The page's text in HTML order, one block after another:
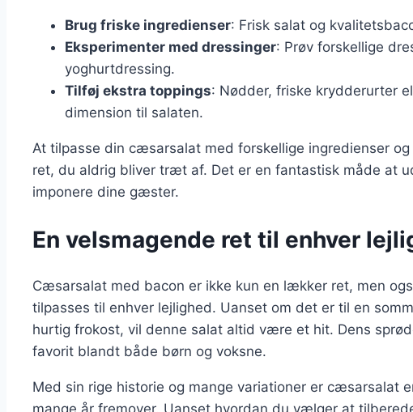
Brug friske ingredienser: Frisk salat og
Eksperimenter med dressinger: Prøv forskellige
yoghurtdressing.
Tilføj ekstra toppings: Nødder, friske krydderurter
dimension til salaten.
At tilpasse din cæsarsalat med forskellige ingredienser
ret, du aldrig bliver træt af. Det er en fantastisk måde at
imponere dine gæster.
En velsmagende ret til enhver
Cæsarsalat med bacon er ikke kun en lækker ret, men
tilpasses til enhver lejlighed. Uanset om det er til en
hurtig frokost, vil denne salat altid være et hit. Dens
favorit blandt både børn og voksne.
Med sin rige historie og mange variationer er
mange år fremover. Uanset hvordan du vælger at